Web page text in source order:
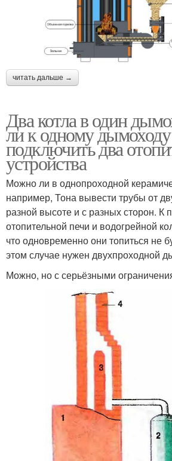
читать дальше →
Два котла в один
ли к одному дымоходу
подключить два
устройства
Можно ли в однопроходной
например, Тона вывести трубы от
разной высоте и с разных сторон. К
отопительной печи и водогрейной
что одновременно они топиться не
этом случае нужен двухпроходной
Можно, но с серьёзными